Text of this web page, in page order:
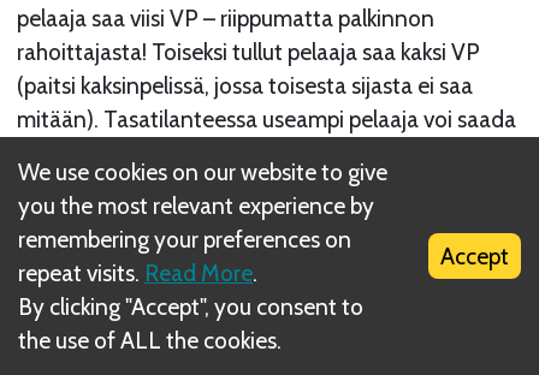
pelaaja saa viisi VP – riippumatta palkinnon
rahoittajasta! Toiseksi tullut pelaaja saa kaksi VP
(paitsi kaksinpelissä, jossa toisesta sijasta ei saa
mitään). Tasatilanteessa useampi pelaaja voi saada
yksi pelaaja saa 1. sijan pisteet, niin 2. sijan pisteitä ei
anneta lainkaan.
We use cookies on our website to give
you the most relevant experience by
remembering your preferences on
repeat visits. Read More.
By clicking "Accept", you consent to
the use of ALL the cookies.
Accept